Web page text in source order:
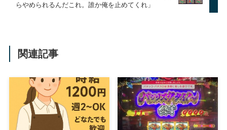
らやめられるんだこれ。誰か俺を止めてくれ」
関連記事